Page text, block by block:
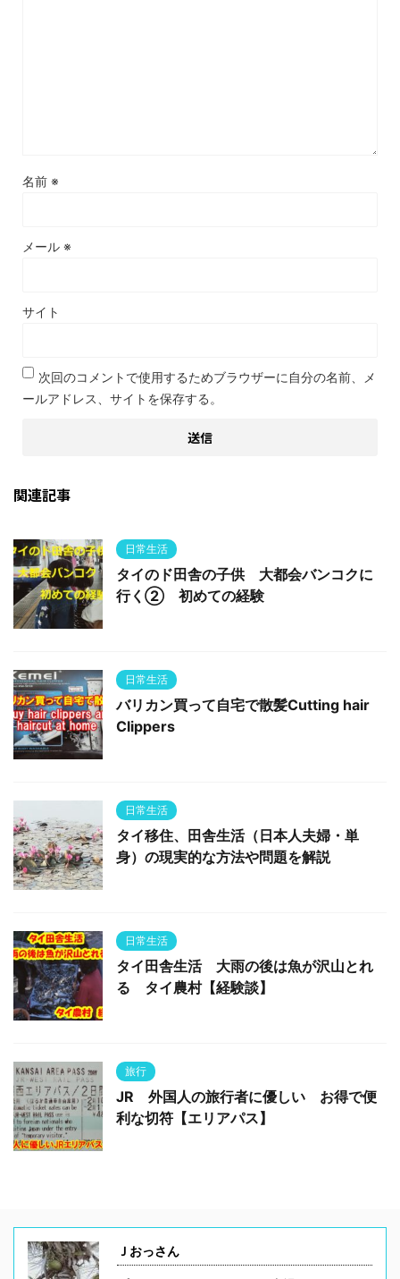
名前 ※
メール ※
サイト
次回のコメントで使用するためブラウザーに自分の名前、メ
ールアドレス、サイトを保存する。
関連記事
日常生活
タイのド田舎の子供 大都会バンコクに
行く② 初めての経験
日常生活
バリカン買って自宅で散髪Cutting hair
Clippers
日常生活
タイ移住、田舎生活（日本人夫婦・単
身）の現実的な方法や問題を解説
日常生活
タイ田舎生活 大雨の後は魚が沢山とれ
る タイ農村【経験談】
旅行
JR 外国人の旅行者に優しい お得で便
利な切符【エリアパス】
Ｊおっさん